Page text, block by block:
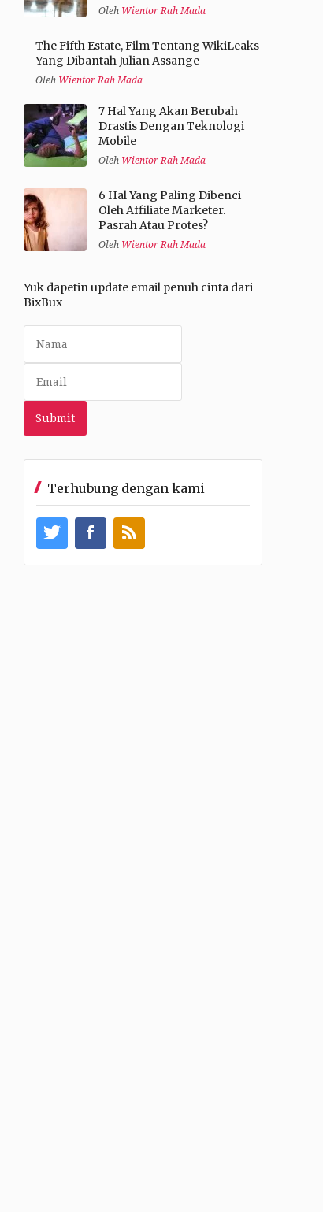
Oleh Wientor Rah Mada
The Fifth Estate, Film Tentang WikiLeaks
Yang Dibantah Julian Assange
Oleh Wientor Rah Mada
7 Hal Yang Akan Berubah
Drastis Dengan Teknologi
Mobile
Oleh Wientor Rah Mada
6 Hal Yang Paling Dibenci
Oleh Affiliate Marketer.
Pasrah Atau Protes?
Oleh Wientor Rah Mada
Yuk dapetin update email penuh cinta dari
BixBux
Terhubung dengan kami